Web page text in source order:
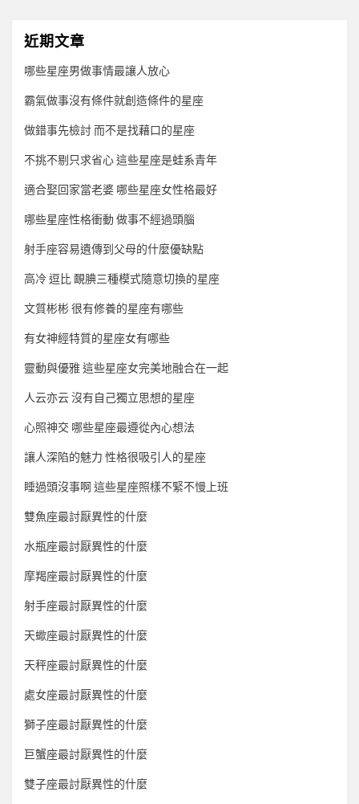
近期文章
哪些星座男做事情最讓人放心
霸氣做事沒有條件就創造條件的星座
做錯事先檢討 而不是找藉口的星座
不挑不剔只求省心 這些星座是蛙系青年
適合娶回家當老婆 哪些星座女性格最好
哪些星座性格衝動 做事不經過頭腦
射手座容易遺傳到父母的什麼優缺點
高冷 逗比 靦腆三種模式隨意切換的星座
文質彬彬 很有修養的星座有哪些
有女神經特質的星座女有哪些
靈動與優雅 這些星座女完美地融合在一起
人云亦云 沒有自己獨立思想的星座
心照神交 哪些星座最遵從內心想法
讓人深陷的魅力 性格很吸引人的星座
睡過頭沒事啊 這些星座照樣不緊不慢上班
雙魚座最討厭異性的什麼
水瓶座最討厭異性的什麼
摩羯座最討厭異性的什麼
射手座最討厭異性的什麼
天蠍座最討厭異性的什麼
天秤座最討厭異性的什麼
處女座最討厭異性的什麼
獅子座最討厭異性的什麼
巨蟹座最討厭異性的什麼
雙子座最討厭異性的什麼